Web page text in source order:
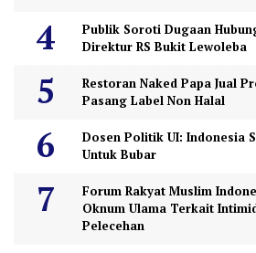
Publik Soroti Dugaan
Direktur RS Bukit Lewoleba
Restoran Naked Papa Jual
Pasang Label Non Halal
Dosen Politik UI: Indonesia
Untuk Bubar
Forum Rakyat Muslim
Oknum Ulama Terkait
Pelecehan